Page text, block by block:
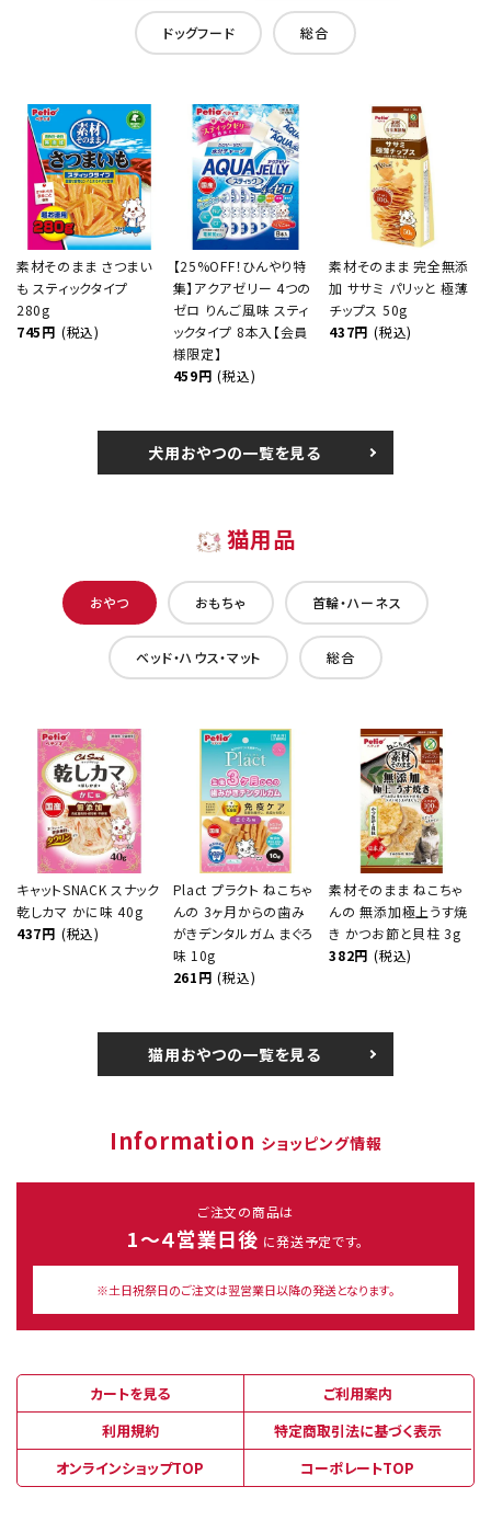
ドッグフード 総合
素材そのまま さつまい
も スティックタイプ
280g
745円 (税込)
【25%OFF！ひんやり特
集】アクアゼリー 4つの
ゼロ りんご風味 スティ
ックタイプ 8本入【会員
様限定】
459円 (税込)
素材そのまま 完全無添
加 ササミ パリッと 極薄
チップス 50g
437円 (税込)
犬用おやつの一覧を見る
猫用品
おやつ おもちゃ 首輪・ハーネス
ベッド・ハウス・マット 総合
キャットSNACK スナック
乾しカマ かに味 40g
437円 (税込)
Plact プラクト ねこちゃ
んの 3ヶ月からの歯み
がきデンタルガム まぐろ
味 10g
261円 (税込)
素材そのまま ねこちゃ
んの 無添加極上うす焼
き かつお節と貝柱 3g
382円 (税込)
猫用おやつの一覧を見る
Information ショッピング情報
ご注文の商品は
1～４営業日後 に発送予定です。
※土日祝祭日のご注文は翌営業日以降の発送となります。
カートを見る
ご利用案内
利用規約
特定商取引法に基づく表示
オンラインショップTOP
コーポレートTOP